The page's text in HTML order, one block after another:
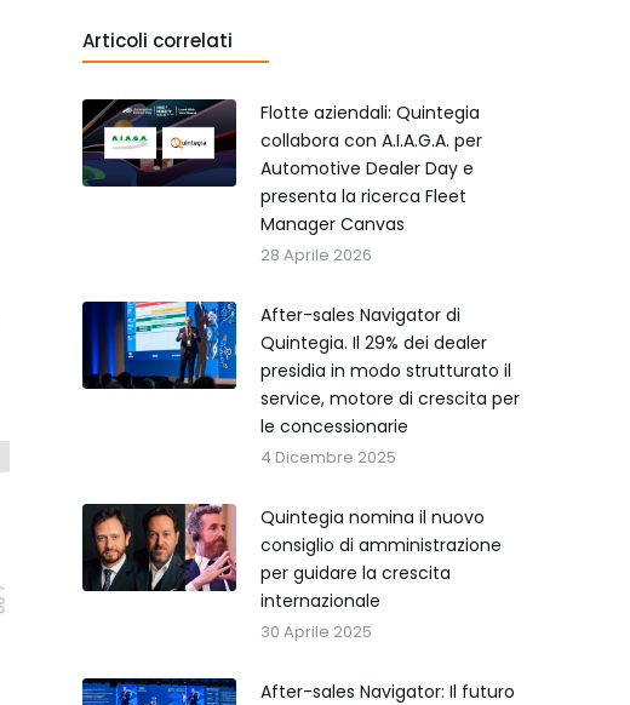
Articoli correlati
Flotte aziendali: Quintegia
collabora con A.I.A.G.A. per
Automotive Dealer Day e
presenta la ricerca Fleet
Manager Canvas
28 Aprile 2026
After-sales Navigator di
Quintegia. Il 29% dei dealer
presidia in modo strutturato il
service, motore di crescita per
le concessionarie
4 Dicembre 2025
Quintegia nomina il nuovo
consiglio di amministrazione
per guidare la crescita
internazionale
30 Aprile 2025
After-sales Navigator: Il futuro